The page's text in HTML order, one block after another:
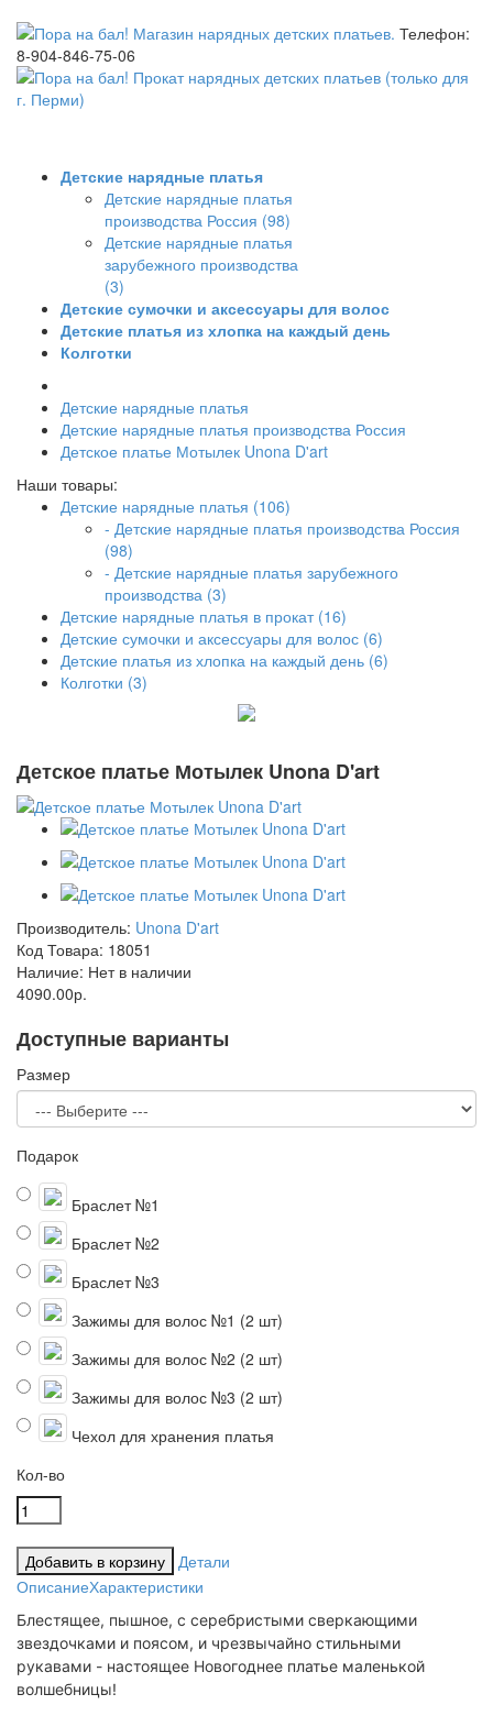
Телефон:
8-904-846-75-06
Детские нарядные платья
Детские нарядные платья
производства Россия (98)
Детские нарядные платья
зарубежного производства
(3)
Детские сумочки и аксессуары для волос
Детские платья из хлопка на каждый день
Колготки
Детские нарядные платья
Детские нарядные платья производства Россия
Детское платье Мотылек Unona D'art
Наши товары:
Детские нарядные платья (106)
- Детские нарядные платья производства Россия
(98)
- Детские нарядные платья зарубежного
производства (3)
Детские нарядные платья в прокат (16)
Детские сумочки и аксессуары для волос (6)
Детские платья из хлопка на каждый день (6)
Колготки (3)
Детское платье Мотылек Unona D'art
Производитель: Unona D'art
Код Товара: 18051
Наличие: Нет в наличии
4090.00р.
Доступные варианты
Размер
Подарок
Браслет №1
Браслет №2
Браслет №3
Зажимы для волос №1 (2 шт)
Зажимы для волос №2 (2 шт)
Зажимы для волос №3 (2 шт)
Чехол для хранения платья
Кол-во
Детали
ОписаниеХарактеристики
Блестящее, пышное, с серебристыми сверкающими
звездочками и поясом, и чрезвычайно стильными
рукавами - настоящее Новогоднее платье маленькой
волшебницы!